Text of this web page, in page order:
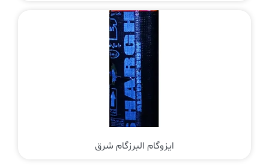
ایزوگام البرزگام شرق